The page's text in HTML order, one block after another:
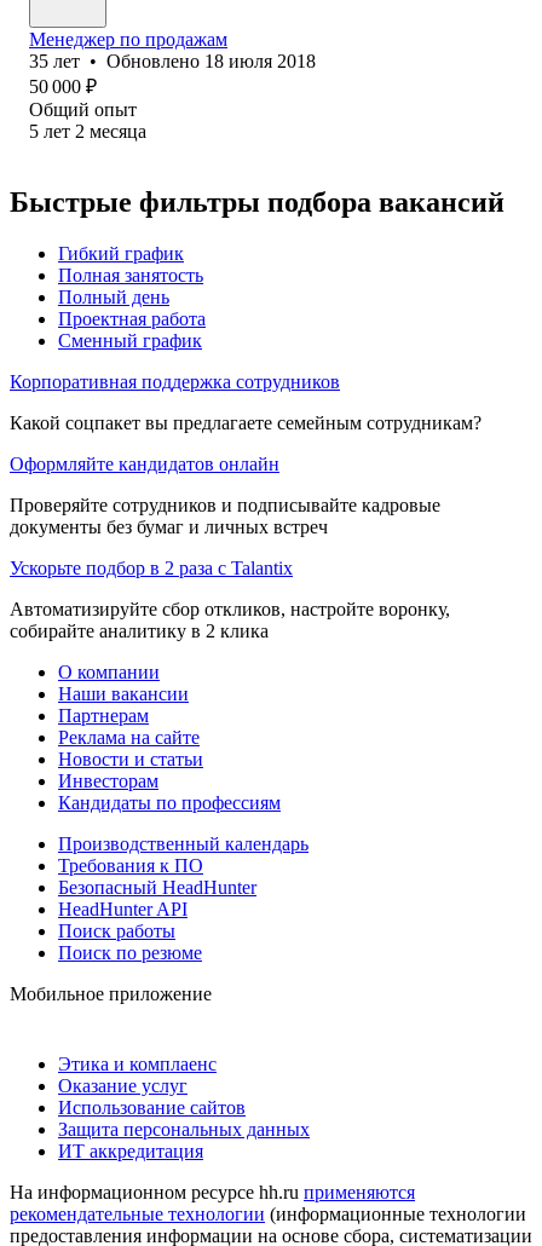
Менеджер по продажам
35 лет • Обновлено 18 июля 2018
50 000 ₽
Общий опыт
5 лет 2 месяца
Быстрые фильтры подбора вакансий
Гибкий график
Полная занятость
Полный день
Проектная работа
Сменный график
Корпоративная поддержка сотрудников
Какой соцпакет вы предлагаете семейным сотрудникам?
Оформляйте кандидатов онлайн
Проверяйте сотрудников и подписывайте кадровые
документы без бумаг и личных встреч
Ускорьте подбор в 2 раза с Talantix
Автоматизируйте сбор откликов, настройте воронку,
собирайте аналитику в 2 клика
О компании
Наши вакансии
Партнерам
Реклама на сайте
Новости и статьи
Инвесторам
Кандидаты по профессиям
Производственный календарь
Требования к ПО
Безопасный HeadHunter
HeadHunter API
Поиск работы
Поиск по резюме
Мобильное приложение
Этика и комплаенс
Оказание услуг
Использование сайтов
Защита персональных данных
ИТ аккредитация
На информационном ресурсе hh.ru применяются
рекомендательные технологии (информационные технологии
предоставления информации на основе сбора, систематизации